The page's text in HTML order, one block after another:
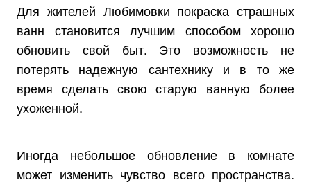
Для жителей Любимовки покраска страшных
ванн становится лучшим способом хорошо
обновить свой быт. Это возможность не
потерять надежную сантехнику и в то же
время сделать свою старую ванную более
ухоженной.
Иногда небольшое обновление в комнате
может изменить чувство всего пространства.